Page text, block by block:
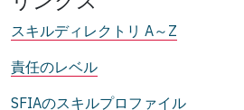
スキルディレクトリ A～Z
責任のレベル
SFIAのスキルプロファイル